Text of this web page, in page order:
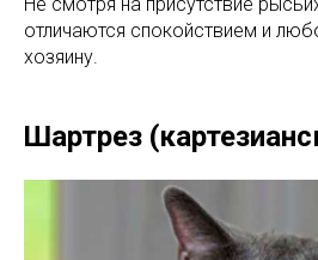
отличаются спокойствием и
хозяину.
Шартрез